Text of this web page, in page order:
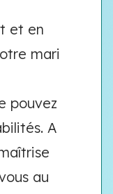
et en
mari
pouvez
A
au